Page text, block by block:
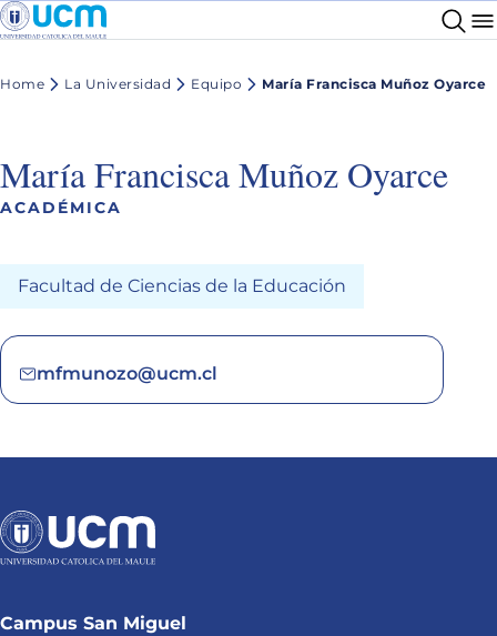
Home La Universidad Equipo María Francisca Muñoz Oyarce
María Francisca Muñoz Oyarce
ACADÉMICA
Facultad de Ciencias de la Educación
mfmunozo@ucm.cl
Campus San Miguel